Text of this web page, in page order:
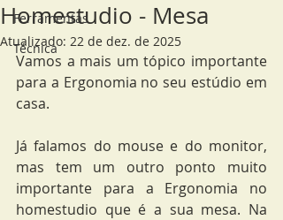
Ferramentas
Técnica
Homestudio - Mesa
Atualizado: 22 de dez. de 2025
Vamos a mais um tópico importante
para a Ergonomia no seu estúdio em
casa.
Já falamos do mouse e do monitor,
mas tem um outro ponto muito
importante para a Ergonomia no
homestudio que é a sua mesa. Na